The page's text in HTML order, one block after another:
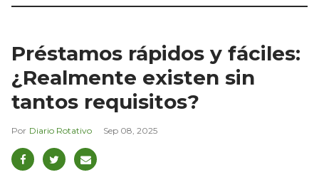
Préstamos rápidos y fáciles:
¿Realmente existen sin
tantos requisitos?
Diario Rotativo Sep 08, 2025